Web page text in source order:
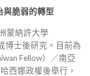
與脆弱的轉型
蒙納許大學
博士後研究。目前為
Fellow）／南亞
西娜政權後舉行，